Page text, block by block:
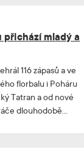
přichází mladý a
116 zápasů a ve
florbalu i Poháru
Tatran a od nové
dlouhodobě